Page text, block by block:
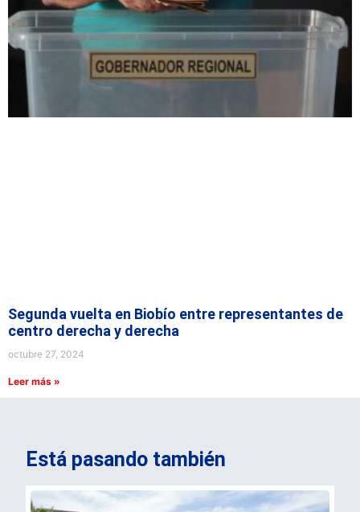
Segunda vuelta en Biobío entre representantes de
centro derecha y derecha
octubre 27, 2024
Leer más »
Está pasando también